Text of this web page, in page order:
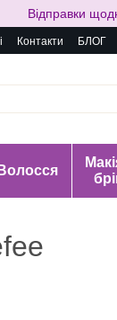
Відправки
Контакти БЛОГ
Волосся